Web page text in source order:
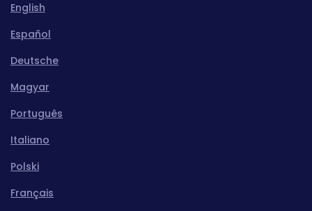
English
Español
Deutsche
Magyar
Português
Italiano
Polski
Français